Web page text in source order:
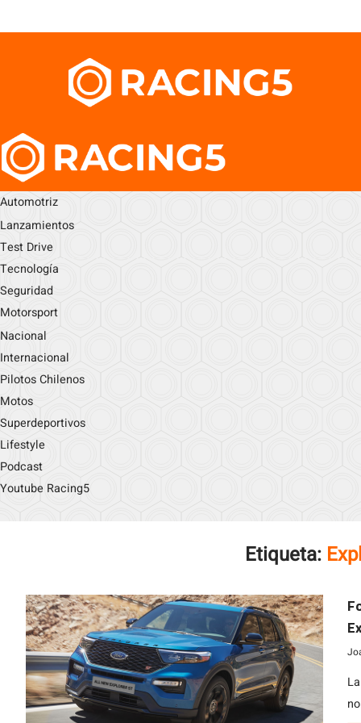
Automotriz
Lanzamientos
Test Drive
Tecnología
Seguridad
Motorsport
Nacional
Internacional
Pilotos Chilenos
Motos
Superdeportivos
Lifestyle
Podcast
Youtube Racing5
Etiqueta: